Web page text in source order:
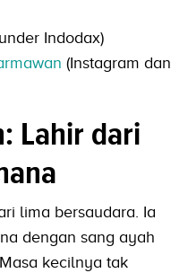
Indodax)
(Instagram dan
Lahir dari
lima bersaudara. Ia
dengan sang ayah
kecilnya tak